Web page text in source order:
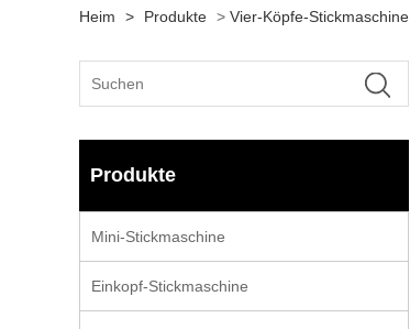
Heim > Produkte > Vier-Köpfe-Stickmaschine
Produkte
Mini-Stickmaschine
Einkopf-Stickmaschine